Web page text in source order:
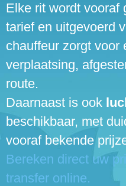
Elke rit wordt vooraf
tarief en uitgevoerd
chauffeur zorgt voor
verplaatsing,
route.
Daarnaast is ook
beschikbaar, met
vooraf bekende
Bereken direct uw
transfer online.